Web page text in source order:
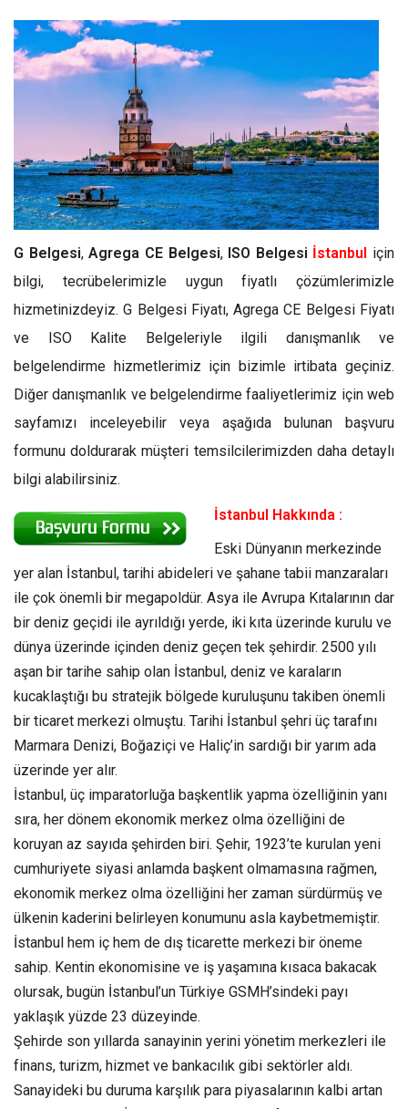
G Belgesi,Agrega CE Belgesi, ISO Belgesi İstanbul
için
bilgi, tecrübelerimizle uygun fiyatlı çözümlerimizle
hizmetinizdeyiz. G Belgesi Fiyatı, Agrega CE Belgesi Fiyatı
ve ISO Kalite Belgeleriyle ilgili danışmanlık ve
belgelendirme hizmetlerimiz için bizimle irtibata geçiniz.
Diğer danışmanlık ve belgelendirme faaliyetlerimiz için web
sayfamızı inceleyebilir veya aşağıda bulunan başvuru
formunu doldurarak müşteri temsilcilerimizden daha detaylı
bilgi alabilirsiniz.
İstanbul Hakkında :
Eski Dünyanın merkezinde
yer alan İstanbul, tarihi abideleri ve şahane tabii manzaraları
ile çok önemli bir megapoldür. Asya ile Avrupa Kıtalarının dar
bir deniz geçidi ile ayrıldığı yerde, iki kıta üzerinde kurulu ve
dünya üzerinde içinden deniz geçen tek şehirdir. 2500 yılı
aşan bir tarihe sahip olan İstanbul, deniz ve karaların
kucaklaştığı bu stratejik bölgede kuruluşunu takiben önemli
bir ticaret merkezi olmuştu. Tarihi İstanbul şehri üç tarafını
Marmara Denizi, Boğaziçi ve Haliç’in sardığı bir yarım ada
üzerinde yer alır.
İstanbul, üç imparatorluğa başkentlik yapma özelliğinin yanı
sıra, her dönem ekonomik merkez olma özelliğini de
koruyan az sayıda şehirden biri. Şehir, 1923’te kurulan yeni
cumhuriyete siyasi anlamda başkent olmamasına rağmen,
ekonomik merkez olma özelliğini her zaman sürdürmüş ve
ülkenin kaderini belirleyen konumunu asla kaybetmemiştir.
İstanbul hem iç hem de dış ticarette merkezi bir öneme
sahip. Kentin ekonomisine ve iş yaşamına kısaca bakacak
olursak, bugün İstanbul’un Türkiye GSMH’sindeki payı
yaklaşık yüzde 23 düzeyinde.
Şehirde son yıllarda sanayinin yerini yönetim merkezleri ile
finans, turizm, hizmet ve bankacılık gibi sektörler aldı.
Sanayideki bu duruma karşılık para piyasalarının kalbi artan